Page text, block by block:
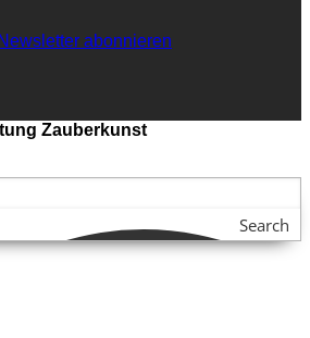
Newsletter abonnieren
Zauberkunst
Search